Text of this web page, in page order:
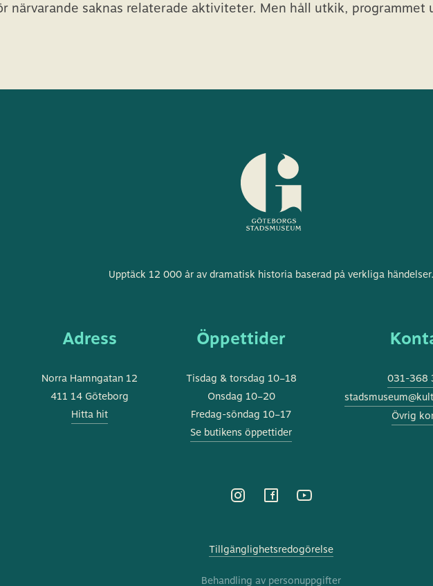
närvarande saknas relaterade aktiviteter. Men håll utkik, programmet
Göteborgs
Upptäck 12 000 år av dramatisk historia baserad på verkliga händelser.
Adress
Norra Hamngatan 12
411 14 Göteborg
Hitta hit
Öppettider
Tisdag & torsdag 10–18
Onsdag 10–20
Fredag-söndag 10–17
Se butikens öppettider
031-368
Övrig
Tillgänglighetsredogörelse
Behandling av personuppgifter